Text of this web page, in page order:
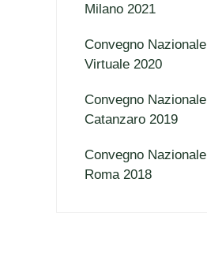
Milano 2021
Convegno
Virtuale 2020
Convegno
Catanzaro 2019
Convegno
Roma 2018